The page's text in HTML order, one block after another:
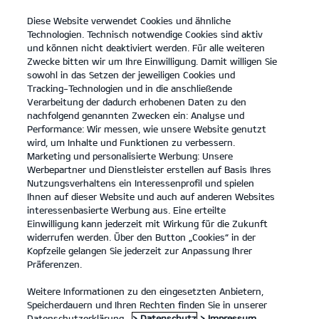
open
menu
KONTAKT
... ERSATZTEILE
KIA ERSATZTEILE
Kia EV6 GT Elektromotor, 430 kW, AWD
(Strom/Reduktionsgetriebe);
430 kW (585 PS): Stromverbrauch kombiniert 20,6 kWh/100 km; CO₂-
Emissionen kombiniert 0 g/km; CO₂-Klasse A. Bis zu 424 km Reichweite.
Ersatzteile
Diese Website verwendet Cookies und ähnliche
Technologien. Technisch notwendige Cookies sind aktiv
und können nicht deaktiviert werden. Für alle weiteren
Zwecke bitten wir um Ihre Einwilligung. Damit willigen Sie
sowohl in das Setzen der jeweiligen Cookies und
Tracking-Technologien und in die anschließende
Verarbeitung der dadurch erhobenen Daten zu den
nachfolgend genannten Zwecken ein: Analyse und
Performance: Wir messen, wie unsere Website genutzt
wird, um Inhalte und Funktionen zu verbessern.
Marketing und personalisierte Werbung: Unsere
Werbepartner und Dienstleister erstellen auf Basis Ihres
Nutzungsverhaltens ein Interessenprofil und spielen
Ihnen auf dieser Website und auch auf anderen Websites
interessenbasierte Werbung aus. Eine erteilte
Einwilligung kann jederzeit mit Wirkung für die Zukunft
widerrufen werden. Über den Button „Cookies“ in der
Kopfzeile gelangen Sie jederzeit zur Anpassung Ihrer
Präferenzen.
Weitere Informationen zu den eingesetzten Anbietern,
Speicherdauern und Ihren Rechten finden Sie in unserer